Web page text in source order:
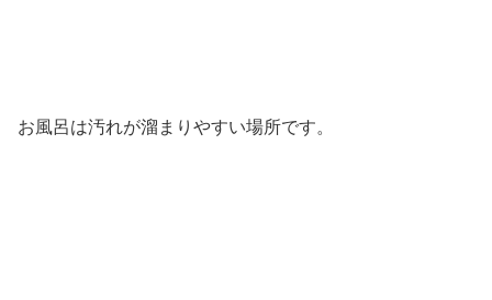
お風呂は汚れが溜まりやすい場所です。